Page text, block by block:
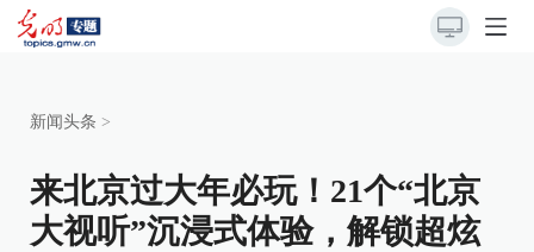
新闻头条 >
来北京过大年必玩！21个“北京
大视听”沉浸式体验，解锁超炫